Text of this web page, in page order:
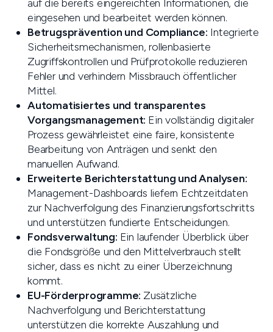
auf die bereits eingereichten Informationen, die
eingesehen und bearbeitet werden können.
Betrugsprävention und Compliance: Integrierte
Sicherheitsmechanismen, rollenbasierte
Zugriffskontrollen und Prüfprotokolle reduzieren
Fehler und verhindern Missbrauch öffentlicher
Mittel.
Automatisiertes und transparentes
Vorgangsmanagement: Ein vollständig digitaler
Prozess gewährleistet eine faire, konsistente
Bearbeitung von Anträgen und senkt den
manuellen Aufwand.
Erweiterte Berichterstattung und Analysen:
Management-Dashboards liefern Echtzeitdaten
zur Nachverfolgung des Finanzierungsfortschritts
und unterstützen fundierte Entscheidungen.
Fondsverwaltung: Ein laufender Überblick über
die Fondsgröße und den Mittelverbrauch stellt
sicher, dass es nicht zu einer Überzeichnung
kommt.
EU-Förderprogramme: Zusätzliche
Nachverfolgung und Berichterstattung
unterstützen die korrekte Auszahlung und